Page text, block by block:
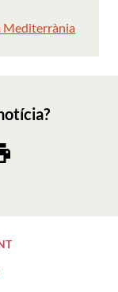
Mediterrània